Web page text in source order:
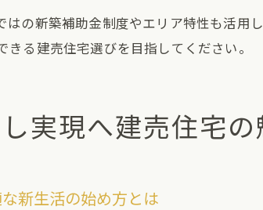
はの新築補助金制度やエリア特性も活
きる建売住宅選びを目指してください。
実現へ建売住宅
新生活の始め方とは